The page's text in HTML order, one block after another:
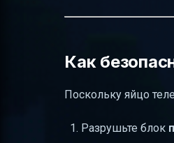
Как
Поскольку яйцо
Разрушьте блок